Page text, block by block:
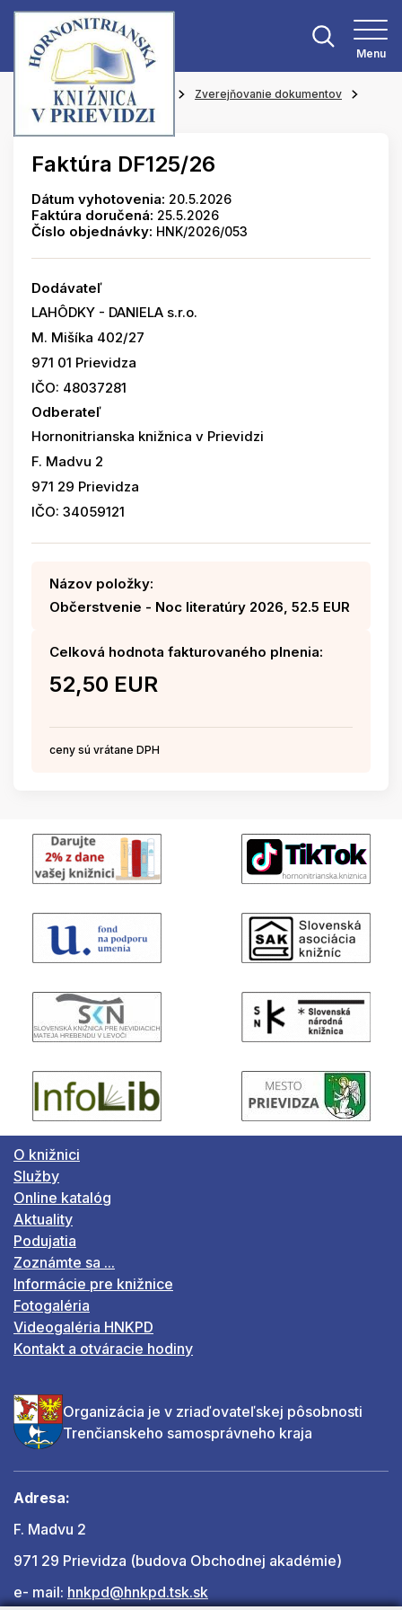
Menu
Hlavná stránka O knižnici
Zverejňovanie dokumentov
Faktúry
Faktúra DF125/26
Dátum vyhotovenia: 20.5.2026
Faktúra doručená: 25.5.2026
Číslo objednávky: HNK/2026/053
Dodávateľ
LAHÔDKY - DANIELA s.r.o.
M. Mišíka 402/27
971 01 Prievidza
IČO: 48037281
Odberateľ
Hornonitrianska knižnica v Prievidzi
F. Madvu 2
971 29 Prievidza
IČO: 34059121
Názov položky:
Občerstvenie - Noc literatúry 2026, 52.5 EUR
Celková hodnota fakturovaného plnenia:
52,50 EUR
ceny sú vrátane DPH
O knižnici
Služby
Online katalóg
Aktuality
Podujatia
Zoznámte sa ...
Informácie pre knižnice
Fotogaléria
Videogaléria HNKPD
Kontakt a otváracie hodiny
Organizácia je v zriaďovateľskej pôsobnosti
Trenčianskeho samosprávneho kraja
Adresa:
F. Madvu 2
971 29 Prievidza (budova Obchodnej akadémie)
e- mail: hnkpd@hnkpd.tsk.sk